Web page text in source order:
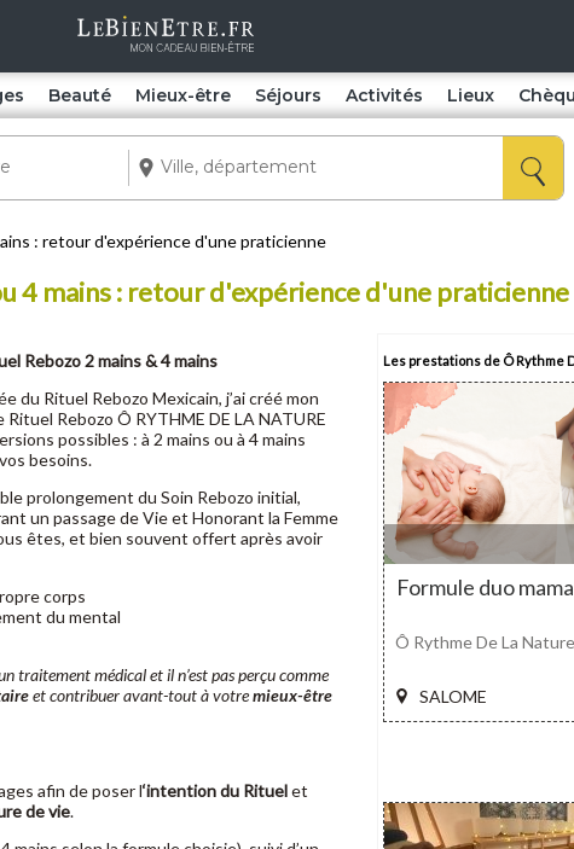
Beauté Mieux-être Séjours Activités Lieux
: retour d'expérience d'une praticienne
4 mains : retour d'expérience d'une praticienne
Rebozo 2 mains & 4 mains
du Rituel Rebozo Mexicain, j’ai créé mon
Rituel Rebozo Ô RYTHME DE LA NATURE
possibles : à 2 mains ou à 4 mains
besoins.
prolongement du Soin Rebozo initial,
un passage de Vie et Honorant la Femme
êtes, et bien souvent offert après avoir
corps
du mental
traitement médical et il n’est pas perçu comme
et contribuer avant-tout à votremieux-être
afin de poser l‘intention du Rituelet
de vie.
Les prestations de Ô Rythme
Formule duo
SALOME
Ô Rythme De La Nature